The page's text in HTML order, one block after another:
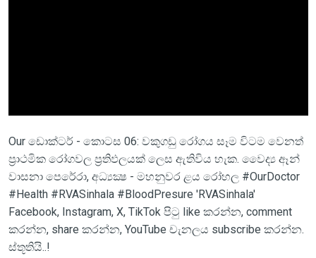
Our ඩොක්ටර් - කොටස 06: වකුගඩු රෝගය සෑම විටම වෙනත්
ප්‍රාථමික රෝගවල ප්‍රතිඵලයක් ලෙස ඇතිවිය හැක. වෛද්‍ය ඈන්
වාසනා පෙරේරා, අධ්‍යක්‍ෂ - මහනුවර ළය රෝහල #OurDoctor
#Health #RVASinhala #BloodPresure 'RVASinhala'
Facebook, Instagram, X, TikTok පිටු like කරන්න, comment
කරන්න, share කරන්න, YouTube චැනලය subscribe කරන්න.
ස්තූතියි..!